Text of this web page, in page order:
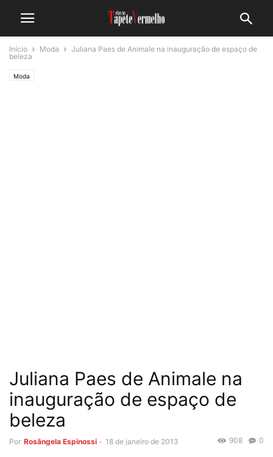
Início Moda
Juliana Paes de Animale na inauguração de espaço de
beleza
Moda
Juliana Paes de Animale na
inauguração de espaço de
beleza
Por Rosângela Espinossi - 18 de janeiro de 2013 0
908